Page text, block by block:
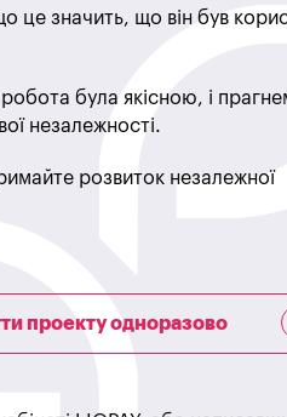
це значить, що він був
була якісною, і
незалежності.
розвиток незалежної
проекту одноразово